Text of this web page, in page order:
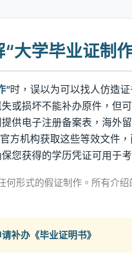
“大学毕业证制
”时，误以为可以找人仿造
或损坏不能补办原件，但
供电子注册备案表，海外
方机构获取这些等效文件
您获得的学历凭证可用于
形式的假证制作。所有介
补办《毕业证明书》